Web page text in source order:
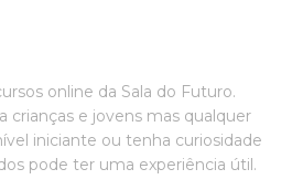
online da Sala do Futuro.
crianças e jovens mas qualquer
iniciante ou tenha curiosidade
pode ter uma experiência útil.